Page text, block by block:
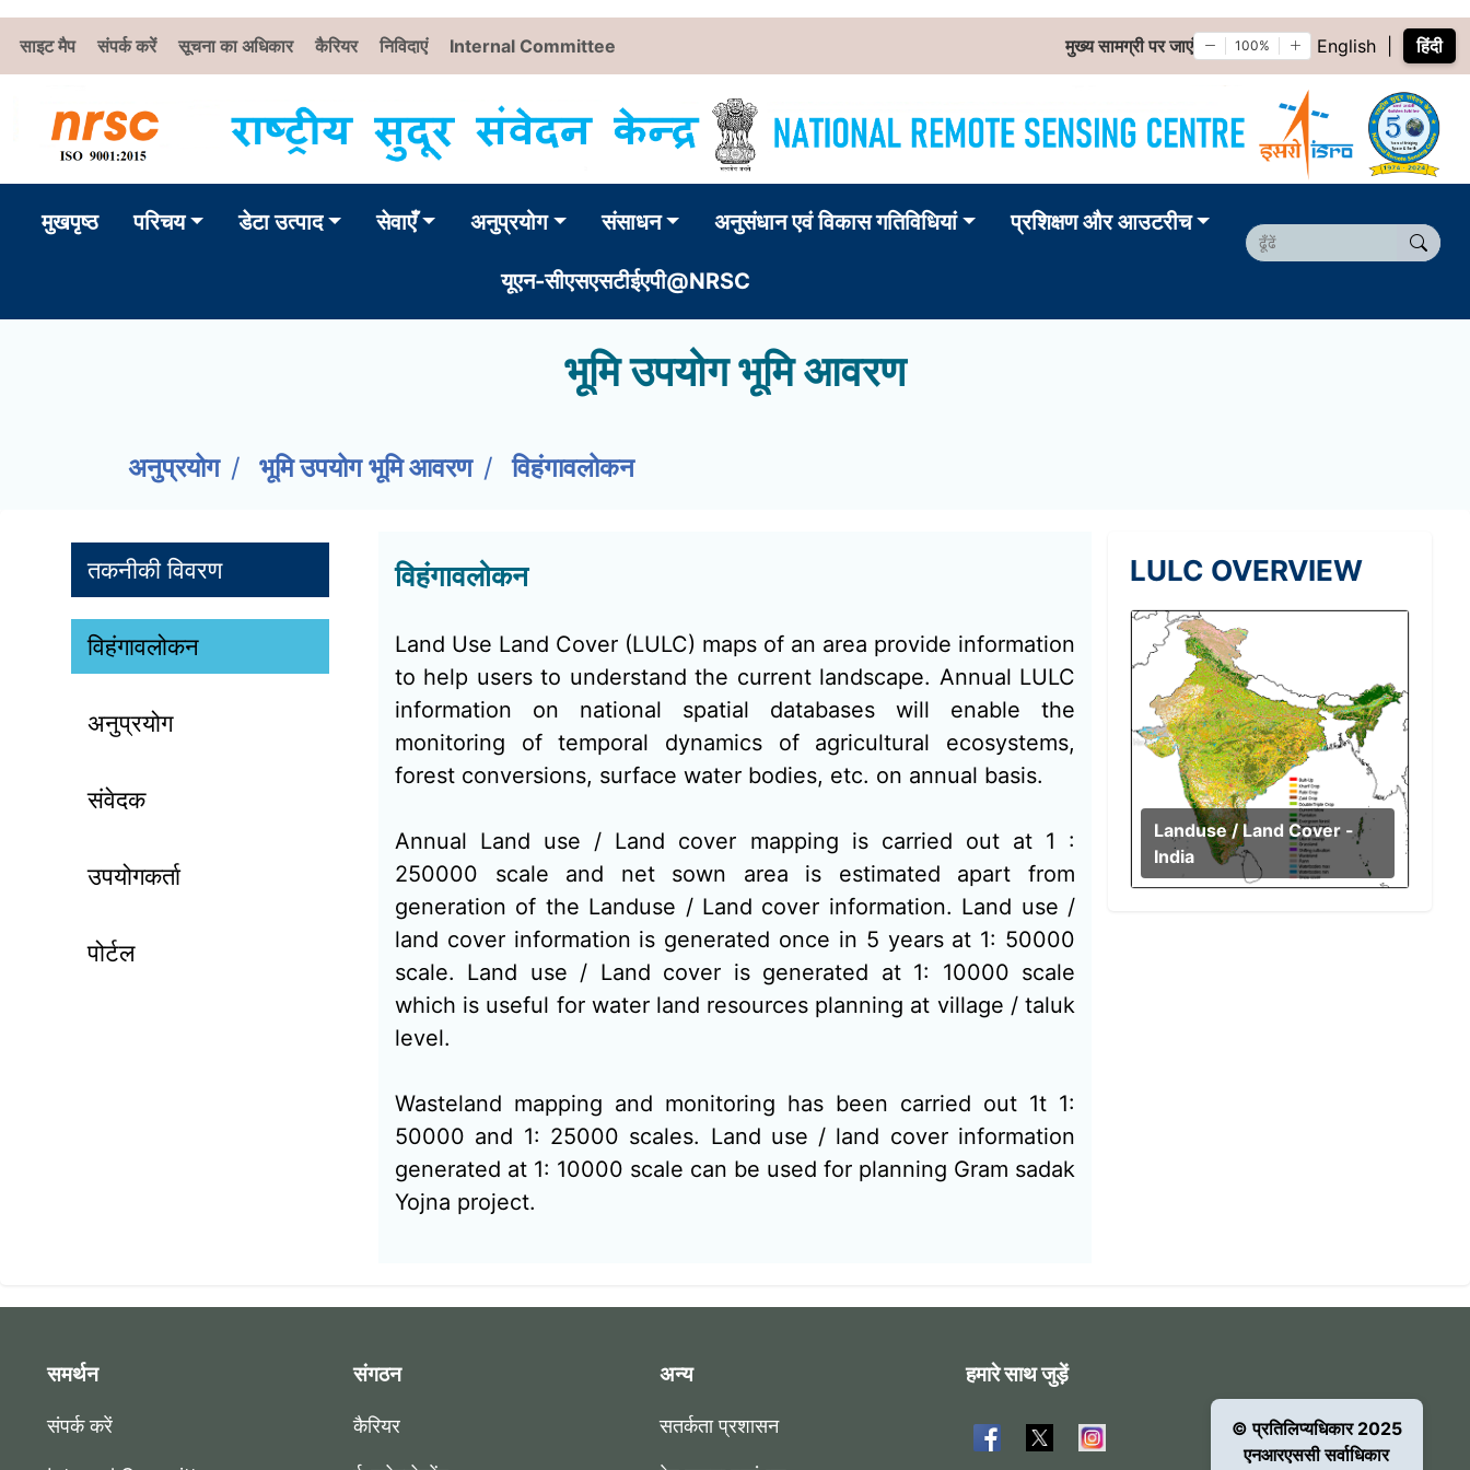
साइट मैप संपर्क करें सूचना का अधिकार कैरियर निविदाएं Internal Committee मुख्य सामग्री पर जाएं 100% English हिंदी
मुखपृष्ठ परिचय डेटा उत्पाद सेवाएँ अनुप्रयोग संसाधन अनुसंधान एवं विकास गतिविधियां प्रशिक्षण और आउटरीच
यूएन-सीएसएसटीईएपी@NRSC
भूमि उपयोग भूमि आवरण
अनुप्रयोग भूमि उपयोग भूमि आवरण विहंगावलोकन
तकनीकी विवरण
विहंगावलोकन
अनुप्रयोग
संवेदक
उपयोगकर्ता
पोर्टल
विहंगावलोकन
Land Use Land Cover (LULC) maps of an area provide information
to help users to understand the current landscape. Annual LULC
information on national spatial databases will enable the
monitoring of temporal dynamics of agricultural ecosystems,
forest conversions, surface water bodies, etc. on annual basis.
Annual Land use / Land cover mapping is carried out at 1 :
250000 scale and net sown area is estimated apart from
generation of the Landuse / Land cover information. Land use /
land cover information is generated once in 5 years at 1: 50000
scale. Land use / Land cover is generated at 1: 10000 scale
which is useful for water land resources planning at village / taluk
level.
Wasteland mapping and monitoring has been carried out 1t 1:
50000 and 1: 25000 scales. Land use / land cover information
generated at 1: 10000 scale can be used for planning Gram sadak
Yojna project.
LULC OVERVIEW
Landuse / Land Cover -
India
समर्थन
संपर्क करें
संगठन
कैरियर
अन्य
सतर्कता प्रशासन
हमारे साथ जुड़ें
© प्रतिलिप्यधिकार 2025
एनआरएससी सर्वाधिकार